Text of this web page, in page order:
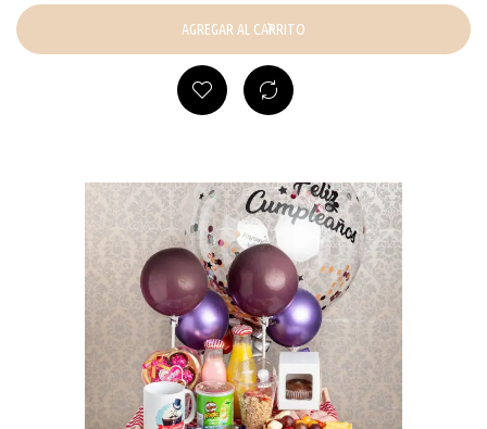
AGREGAR AL CARRITO